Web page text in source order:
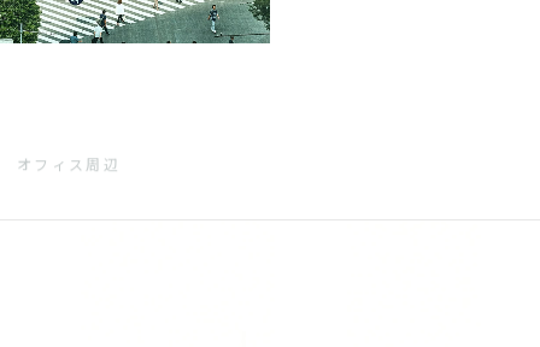
オフィス周辺